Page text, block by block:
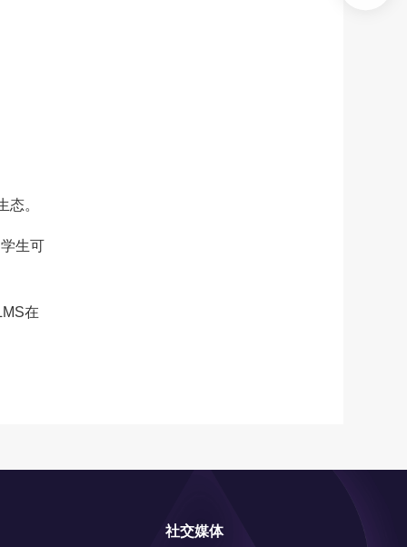
。
生可
在
社交媒体